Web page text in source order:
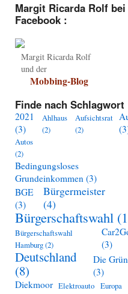
Margit Ricarda Rolf bei
Facebook :
Margit Ricarda Rolf
und der
Mobbing-Blog
Finde nach Schlagwort
2021
(3)
Ahlhaus
(2)
Aufsichtsrat
(2)
Autos
(2)
Bedingungsloses
Grundeinkommen (3)
BGE
(3)
Bürgermeister
(4)
Bürgerschaftswahl
Bürgerschaftswahl
Hamburg(2)
(3)
Deutschland
(8)
Die
(3)
Diekmoor Elektroauto Europa